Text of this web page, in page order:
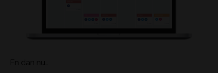
En dan nu…